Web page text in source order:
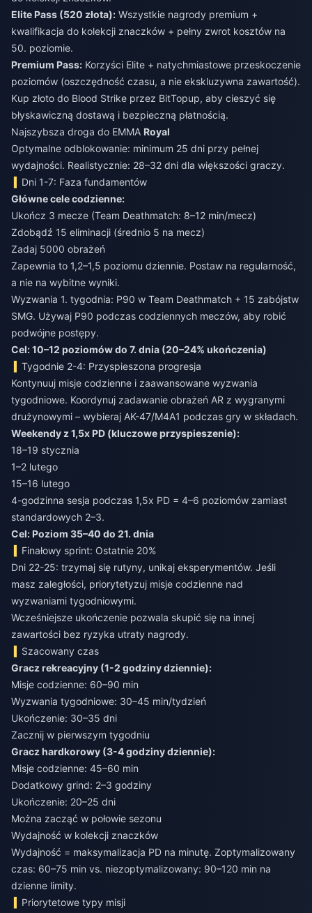
Elite Pass (520 złota): Wszystkie nagrody premium +
kwalifikacja do kolekcji znaczków + pełny zwrot kosztów na
50. poziomie.
Premium Pass: Korzyści Elite + natychmiastowe przeskoczenie
poziomów (oszczędność czasu, a nie ekskluzywna zawartość).
Kup złoto do Blood Strike przez BitTopup, aby cieszyć się
błyskawiczną dostawą i bezpieczną płatnością.
Najszybsza droga do EMMA Royal
Optymalne odblokowanie: minimum 25 dni przy pełnej
wydajności. Realistycznie: 28–32 dni dla większości graczy.
Dni 1-7: Faza fundamentów
Główne cele codzienne:
Ukończ 3 mecze (Team Deathmatch: 8–12 min/mecz)
Zdobądź 15 eliminacji (średnio 5 na mecz)
Zadaj 5000 obrażeń
Zapewnia to 1,2–1,5 poziomu dziennie. Postaw na regularność,
a nie na wybitne wyniki.
Wyzwania 1. tygodnia: P90 w Team Deathmatch + 15 zabójstw
SMG. Używaj P90 podczas codziennych meczów, aby robić
podwójne postępy.
Cel: 10–12 poziomów do 7. dnia (20–24% ukończenia)
Tygodnie 2-4: Przyspieszona progresja
Kontynuuj misje codzienne i zaawansowane wyzwania
tygodniowe. Koordynuj zadawanie obrażeń AR z wygranymi
drużynowymi – wybieraj AK-47/M4A1 podczas gry w składach.
Weekendy z 1,5x PD (kluczowe przyspieszenie):
18–19 stycznia
1–2 lutego
15–16 lutego
4-godzinna sesja podczas 1,5x PD = 4–6 poziomów zamiast
standardowych 2–3.
Cel: Poziom 35–40 do 21. dnia
Finałowy sprint: Ostatnie 20%
Dni 22-25: trzymaj się rutyny, unikaj eksperymentów. Jeśli
masz zaległości, priorytetyzuj misje codzienne nad
wyzwaniami tygodniowymi.
Wcześniejsze ukończenie pozwala skupić się na innej
zawartości bez ryzyka utraty nagrody.
Szacowany czas
Gracz rekreacyjny (1-2 godziny dziennie):
Misje codzienne: 60–90 min
Wyzwania tygodniowe: 30–45 min/tydzień
Ukończenie: 30–35 dni
Zacznij w pierwszym tygodniu
Gracz hardkorowy (3-4 godziny dziennie):
Misje codzienne: 45–60 min
Dodatkowy grind: 2–3 godziny
Ukończenie: 20–25 dni
Można zacząć w połowie sezonu
Wydajność w kolekcji znaczków
Wydajność = maksymalizacja PD na minutę. Zoptymalizowany
czas: 60–75 min vs. niezoptymalizowany: 90–120 min na
dzienne limity.
Priorytetowe typy misji